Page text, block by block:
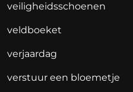
veiligheidsschoenen
veldboeket
verjaardag
verstuur een bloemetje